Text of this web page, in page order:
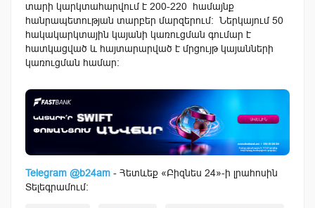
տարի կարկտահարվում է 200-220 համայնք
հանրապետության տարբեր մարզերում: Ներկայում 50
հակակարկտային կայանի կառուցման գումար է
հատկացված և հայտարարված է մրցույթ կայանների
կառուցման համար:
Telegram @b24am - Հետևեք «Բիզնես 24»-ի լրահոսին
Տելեգրամում: